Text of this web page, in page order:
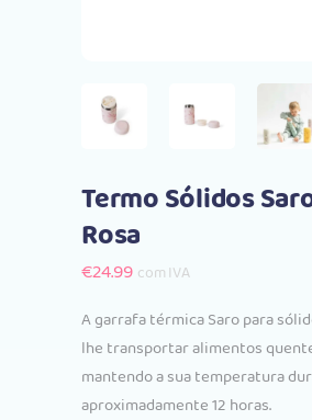
Termo Sólidos
Rosa
€24.99 com IVA
A garrafa térmica Saro para
lhe transportar alimentos
mantendo a sua temperatura
aproximadamente 12 horas.